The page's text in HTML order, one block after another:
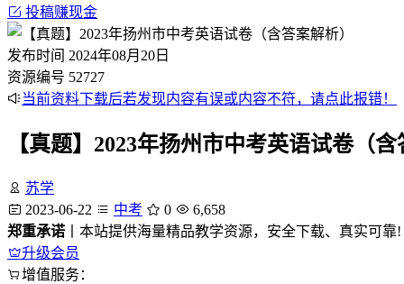
投稿赚现金
发布时间 2024年08月20日
资源编号 52727
当前资料下载后若发现内容有误或内容不符，请点此报错！
【真题】2023年扬州市中考英语试卷（含
苏学
2023-06-22
中考 0
6,658
郑重承诺 丨本站提供海量精品教学资源，安全下载、真实可靠!
升级会员
增值服务：